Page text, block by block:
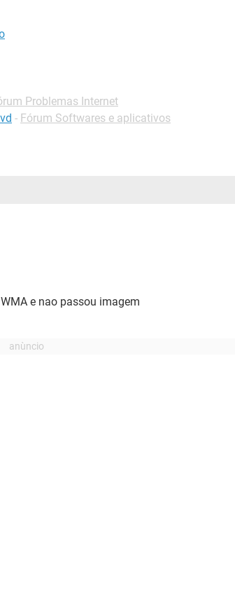
Problemas Internet
- Fórum Softwares e aplicativos
e nao passou imagem